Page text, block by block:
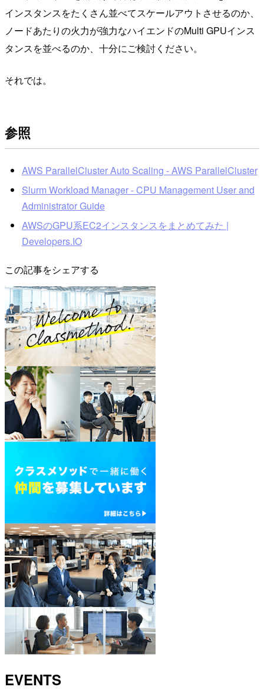
インスタンスをたくさん並べてスケールアウトさせるのか、
ノードあたりの火力が強力なハイエンドのMulti GPUインス
タンスを並べるのか、十分にご検討ください。
それでは。
参照
AWS ParallelCluster Auto Scaling - AWS ParallelCluster
Slurm Workload Manager - CPU Management User and
Administrator Guide
AWSのGPU系EC2インスタンスをまとめてみた |
Developers.IO
この記事をシェアする
EVENTS